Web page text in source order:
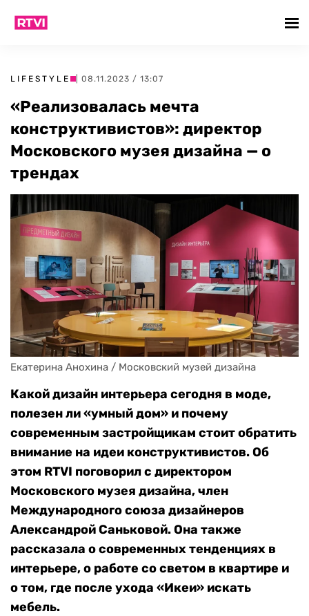
LIFESTYLE | 08.11.2023 / 13:07
«Реализовалась мечта
конструктивистов»: директор
Московского музея дизайна — о
трендах
Екатерина Анохина / Московский музей дизайна
Какой дизайн интерьера сегодня в моде,
полезен ли «умный дом» и почему
современным застройщикам стоит обратить
внимание на идеи конструктивистов. Об
этом RTVI поговорил с директором
Московского музея дизайна, член
Международного союза дизайнеров
Александрой Саньковой. Она также
рассказала о современных тенденциях в
интерьере, о работе со светом в квартире и
о том, где после ухода «Икеи» искать
мебель.